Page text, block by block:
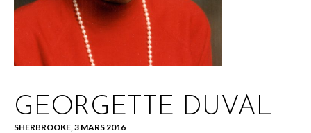
GEORGETTE DUVAL
SHERBROOKE, 3 MARS 2016